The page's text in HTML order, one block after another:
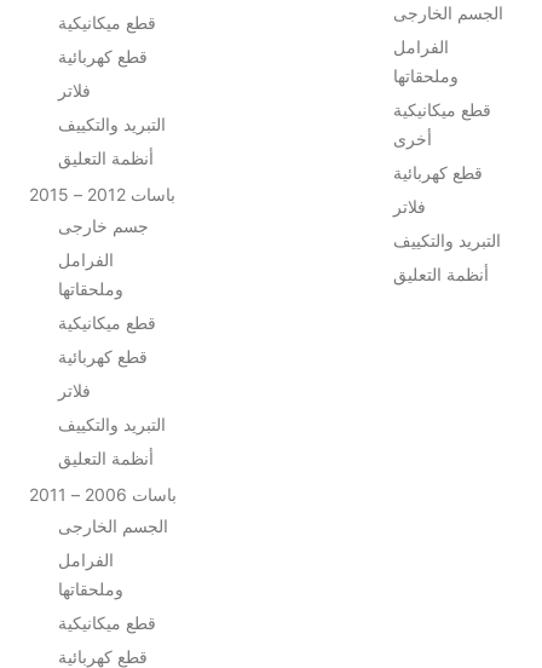
قطع ميكانيكية
قطع كهربائية
فلاتر
التبريد والتكييف
أنظمة التعليق
باسات 2012 – 2015
جسم خارجى
الفرامل
وملحقاتها
قطع ميكانيكية
قطع كهربائية
فلاتر
التبريد والتكييف
أنظمة التعليق
باسات 2006 – 2011
الجسم الخارجى
الفرامل
وملحقاتها
قطع ميكانيكية
قطع كهربائية
الجسم الخارجى
الفرامل
وملحقاتها
قطع ميكانيكية
أخرى
قطع كهربائية
فلاتر
التبريد والتكييف
أنظمة التعليق